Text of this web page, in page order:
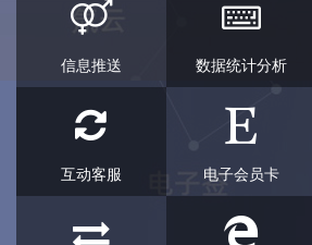
信息推送 数据统计分析
互动客服 电子会员卡